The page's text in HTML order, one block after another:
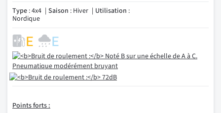
Type : 4x4 Saison : Hiver Utilisation :
Nordique
Points forts :